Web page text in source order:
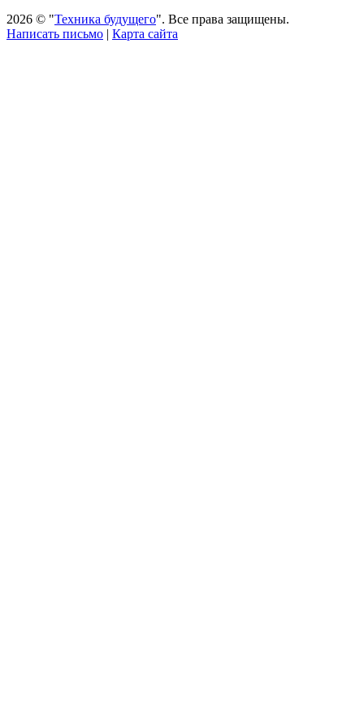
2026 © "Техника будущего". Все права защищены.
Написать письмо | Карта сайта